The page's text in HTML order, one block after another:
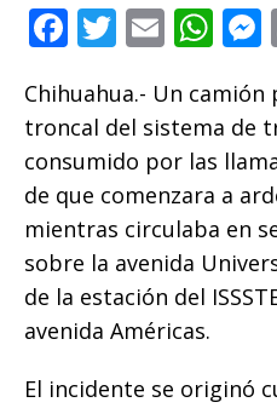
F
c
e
b
o
o
k
T
it
te
r
E
ai
l
W
at
s
A
p
p
r
Chihuahua.- Un
troncal del sistema de
consumido por las
de que comenzara a
mientras circulaba en
sobre la avenida
de la estación del
avenida Américas.
El incidente se originó